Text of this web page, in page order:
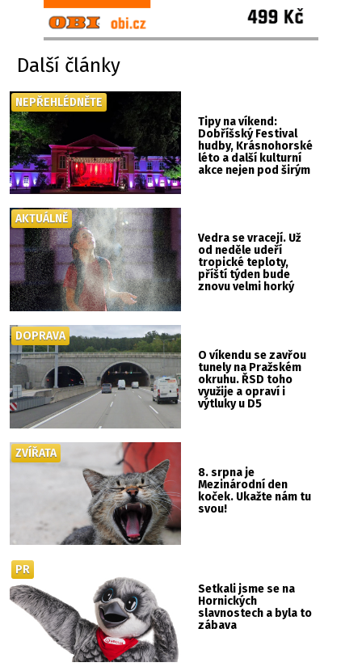
Další články
Tipy na víkend:
Dobříšský Festival
hudby, Krásnohorské
léto a další kulturní
akce nejen pod širým
NEPŘEHLÉDNĚTE
Vedra se vracejí. Už
od neděle udeří
tropické teploty,
příští týden bude
znovu velmi horký
AKTUÁLNĚ
O víkendu se zavřou
tunely na Pražském
okruhu. ŘSD toho
využije a opraví i
výtluky u D5
DOPRAVA
8. srpna je
Mezinárodní den
koček. Ukažte nám tu
svou!
ZVÍŘATA
Setkali jsme se na
Hornických
slavnostech a byla to
zábava
PR